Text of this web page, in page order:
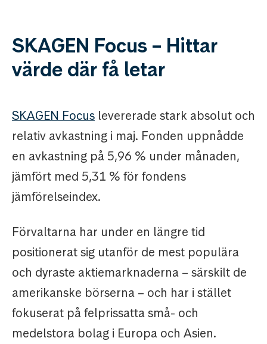
SKAGEN Focus – Hittar
värde där få letar
SKAGEN Focus levererade stark absolut och
relativ avkastning i maj. Fonden uppnådde
en avkastning på 5,96 % under månaden,
jämfört med 5,31 % för fondens
jämförelseindex.
Förvaltarna har under en längre tid
positionerat sig utanför de mest populära
och dyraste aktiemarknaderna – särskilt de
amerikanske börserna – och har i stället
fokuserat på felprissatta små- och
medelstora bolag i Europa och Asien.